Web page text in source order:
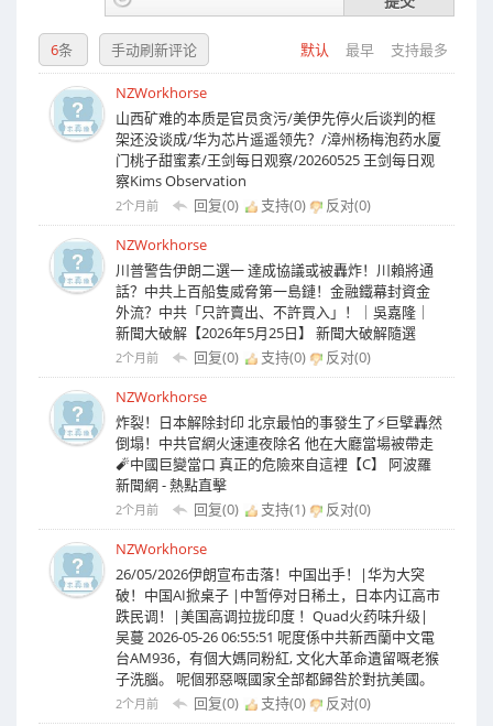
默认 最早 支持最多
6条 手动刷新评论
NZWorkhorse
山西矿难的本质是官员贪污/美伊先停火后谈判的框
架还没谈成/华为芯片遥遥领先？/漳州杨梅泡药水厦
门桃子甜蜜素/王剑每日观察/20260525 王剑每日观
察Kims Observation
2个月前 回复(0) 支持(0) 反对(0)
NZWorkhorse
川普警告伊朗二選一 達成協議或被轟炸！川賴將通
話？中共上百船隻威脅第一島鏈！金融鐵幕封資金
外流？中共「只許賣出、不許買入」！｜吳嘉隆｜
新聞大破解【2026年5月25日】 新聞大破解隨選
2个月前 回复(0) 支持(0) 反对(0)
NZWorkhorse
炸裂！日本解除封印 北京最怕的事發生了⚡️巨擘轟然
倒塌！中共官網火速連夜除名 他在大廳當場被帶走
🧨中國巨變當口 真正的危險來自這裡【C】 阿波羅
新聞網 - 熱點直擊
2个月前 回复(0) 支持(1) 反对(0)
NZWorkhorse
26/05/2026伊朗宣布击落！中国出手！|华为大突
破！中国AI掀桌子 |中暂停对日稀土，日本内讧高市
跌民调！|美国高调拉拢印度 ！Quad火药味升级|
吴蔓 2026-05-26 06:55:51 呢度係中共新西蘭中文電
台AM936，有個大媽同粉紅, 文化大革命遺留嘅老猴
子洗腦。 呢個邪惡嘅國家全部都歸咎於對抗美國。
2个月前 回复(0) 支持(0) 反对(0)